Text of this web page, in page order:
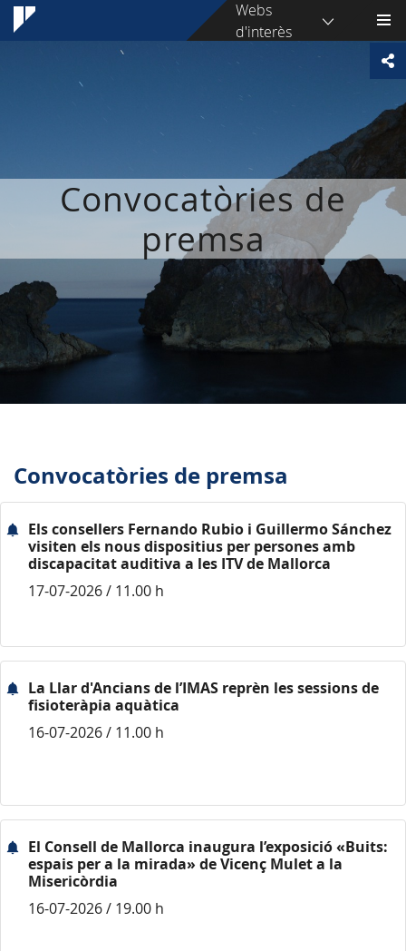
Webs
d'interès
Convocatòries de
premsa
Convocatòries de premsa
Els consellers Fernando Rubio i Guillermo Sánchez
visiten els nous dispositius per persones amb
discapacitat auditiva a les ITV de Mallorca
17-07-2026 / 11.00 h
La Llar d'Ancians de l’IMAS reprèn les sessions de
fisioteràpia aquàtica
16-07-2026 / 11.00 h
El Consell de Mallorca inaugura l’exposició «Buits:
espais per a la mirada» de Vicenç Mulet a la
Misericòrdia
16-07-2026 / 19.00 h